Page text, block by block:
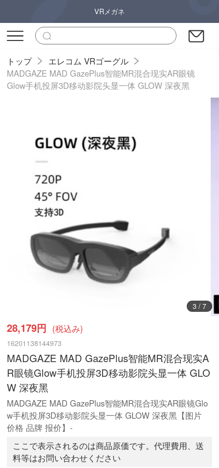
VRメガネ
トップ
エレコム VRゴーグル
MADGAZE MAD GazePlus智能MR混合现实AR眼镜
Glow手机投屏3D移动影院头显一体 GLOW 深夜黑
3/ 7
28,179円 (税込み)
16201138144973
MADGAZE MAD GazePlus智能MR混合现实A
R眼镜Glow手机投屏3D移动影院头显一体 GLO
W 深夜黑
MADGAZE MAD GazePlus智能MR混合现实AR眼镜Glo
w手机投屏3D移动影院头显一体 GLOW 深夜黑【图片
价格 品牌 报价】-
ここで表示されるのは商品原価です。代理費用、送
料等はお問い合わせください